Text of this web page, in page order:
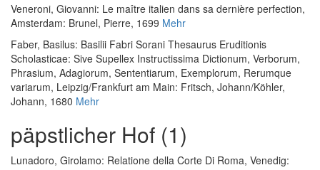
Veneroni, Giovanni: Le maître italien dans sa dernière perfection,
Amsterdam: Brunel, Pierre, 1699 Mehr
Faber, Basilus: Basilii Fabri Sorani Thesaurus Eruditionis
Scholasticae: Sive Supellex Instructissima Dictionum, Verborum,
Phrasium, Adagiorum, Sententiarum, Exemplorum, Rerumque
variarum, Leipzig/Frankfurt am Main: Fritsch, Johann/Köhler,
Johann, 1680 Mehr
päpstlicher Hof (1)
Lunadoro, Girolamo: Relatione della Corte Di Roma, Venedig: